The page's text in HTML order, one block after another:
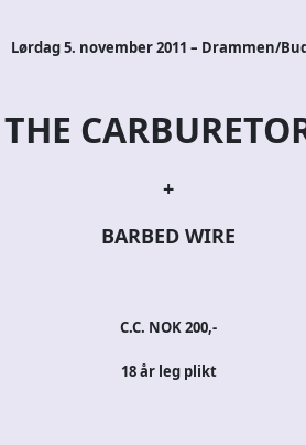
Lørdag 5. november 2011 – Drammen/
THE
+
BARBED WIRE
C.C. NOK 200,-
18 år leg plikt